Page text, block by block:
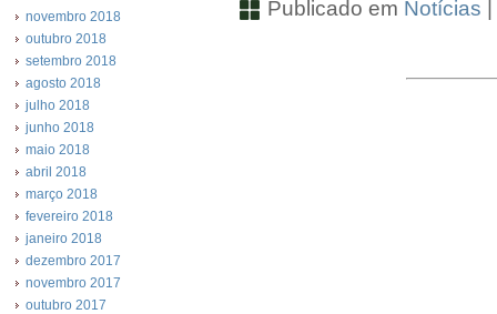
novembro 2018
outubro 2018
setembro 2018
agosto 2018
julho 2018
junho 2018
maio 2018
abril 2018
março 2018
fevereiro 2018
janeiro 2018
dezembro 2017
novembro 2017
outubro 2017
Publicado em Notícias